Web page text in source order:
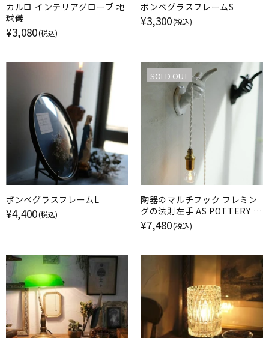
カルロ インテリアグローブ 地
球儀
¥3,080(税込)
ボンベグラスフレームS
¥3,300(税込)
ボンベグラスフレームL
¥4,400(税込)
SOLD OUT
陶器のマルチフック フレミン
グの法則左手 AS POTTERY ア
ズ・ポタリー
¥7,480(税込)